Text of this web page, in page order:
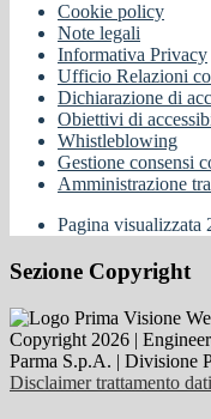
Cookie policy
Note legali
Informativa Privacy
Ufficio Relazioni
Dichiarazione di
Obiettivi di
Whistleblowing
Gestione consensi
Amministrazione
Pagina visualizzata
Sezione Copyright
Copyright 2026 |
Parma S.p.A. | Divisione
Disclaimer trattamento